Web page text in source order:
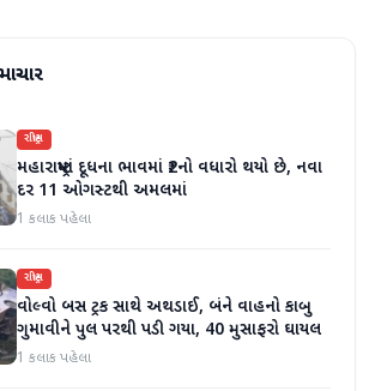
રાષ્ટ્રીય
મહારાષ્ટ્રમાં દૂધના ભાવમાં ₹2નો વધારો થયો છે, નવા
દર 11 ઓગસ્ટથી અમલમાં
1 કલાક પહેલા
રાષ્ટ્રીય
વોલ્વો બસ ટ્રક સાથે અથડાઈ, બંને વાહનો કાબુ
ગુમાવીને પુલ પરથી પડી ગયા, 40 મુસાફરો ઘાયલ
1 કલાક પહેલા